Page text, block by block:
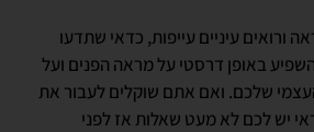
ורואים עיניים עייפות, כדאי שתדעו
באופן דרסטי על מראה הפנים ועל
שלכם. ואם אתם שוקלים לעבור את
יש לכם לא מעט שאלות אז לפני